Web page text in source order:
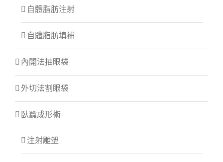
自體脂肪注射
自體脂肪填補
內開法抽眼袋
外切法割眼袋
臥蠶成形術
注射雕塑